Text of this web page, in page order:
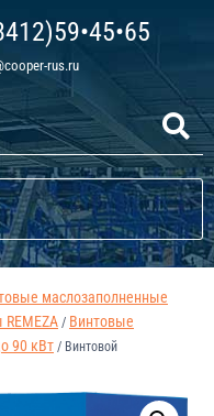
rus.ru
маслозаполненные
/ Винтовые
90 кВт / Винтовой